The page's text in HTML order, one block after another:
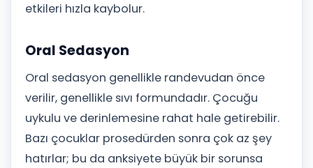
etkileri hızla kaybolur.
Oral Sedasyon
Oral sedasyon genellikle randevudan önce
verilir, genellikle sıvı formundadır. Çocuğu
uykulu ve derinlemesine rahat hale getirebilir.
Bazı çocuklar prosedürden sonra çok az şey
hatırlar; bu da anksiyete büyük bir sorunsa